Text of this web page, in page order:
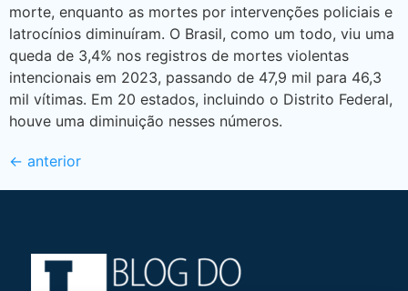
morte, enquanto as mortes por intervenções policiais e
latrocínios diminuíram. O Brasil, como um todo, viu uma
queda de 3,4% nos registros de mortes violentas
intencionais em 2023, passando de 47,9 mil para 46,3
mil vítimas. Em 20 estados, incluindo o Distrito Federal,
houve uma diminuição nesses números.
← anterior